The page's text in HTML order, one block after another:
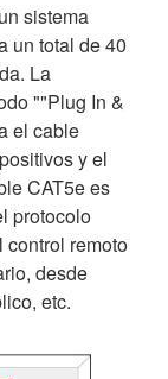
sistema
un total de 40
La
""Plug In &
el cable
y el
CAT5e es
protocolo
control remoto
desde
etc.